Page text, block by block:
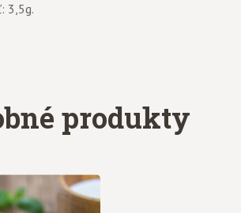
3,5g.
produkty